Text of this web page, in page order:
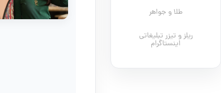
طلا و جواهر
ریلز و تیزر تبلیغاتی
اینستاگرام